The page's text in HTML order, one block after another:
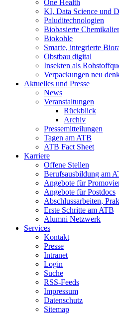
One Health
KI, Data Science und
Paluditechnologien
Biobasierte
Biokohle
Smarte, integrierte
Obstbau digital
Insekten als
Verpackungen neu
Aktuelles und Presse
News
Veranstaltungen
Rückblick
Archiv
Pressemitteilungen
Tagen am ATB
ATB Fact Sheet
Karriere
Offene Stellen
Berufsausbildung am
Angebote für
Angebote für Postdocs
Abschlussarbeiten,
Erste Schritte am ATB
Alumni Netzwerk
Services
Kontakt
Presse
Intranet
Login
Suche
RSS-Feeds
Impressum
Datenschutz
Sitemap